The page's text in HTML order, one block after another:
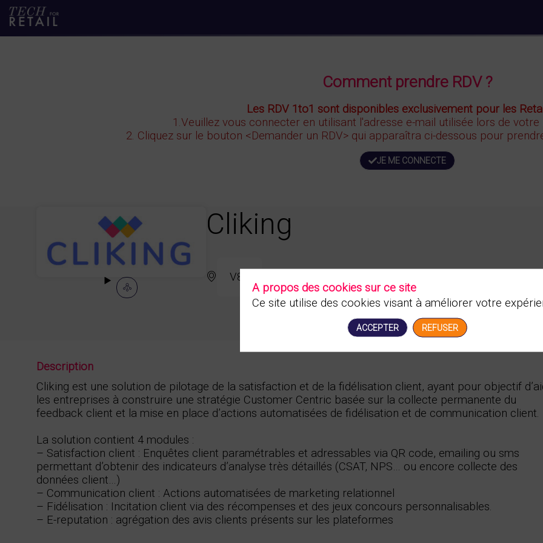
Comment prendre RDV ?
Les RDV 1to1 sont disponibles exclusivement pour les
1.Veuillez vous connecter en utilisant l'adresse e-mail utilisée lors de
2. Cliquez sur le bouton <Demander un RDV> qui apparaîtra ci-dessous pour
JE ME CONNECTE
Cliking
V81
Description
Cliking est une solution de pilotage de la satisfaction et de la fidélisation client, ayant pour objectif
les entreprises à construire une stratégie Customer Centric basée sur la collecte permanente du
feedback client et la mise en place d’actions automatisées de fidélisation et de communication client.
La solution contient 4 modules :
– Satisfaction client : Enquêtes client paramétrables et adressables via QR code, emailing ou sms
permettant d’obtenir des indicateurs d’analyse très détaillés (CSAT, NPS… ou encore collecte des
données client…)
– Communication client : Actions automatisées de marketing relationnel
– Fidélisation : Incitation client via des récompenses et des jeux concours personnalisables.
– E-reputation : agrégation des avis clients présents sur les plateformes
A propos des cookies sur ce site
Ce site utilise des cookies visant à améliorer votre
ACCEPTER REFUSER